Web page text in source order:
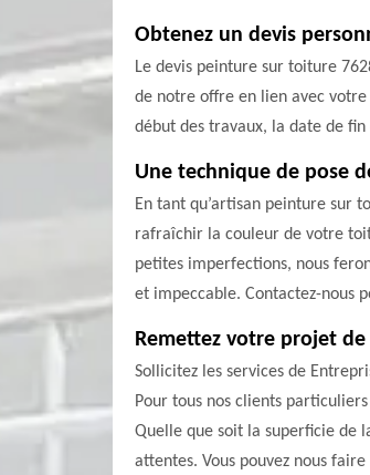
Obtenez un devis
Le devis peinture sur toiture
de notre offre en lien avec
début des travaux, la date de
Une technique de pose
En tant qu’artisan peinture sur
rafraîchir la couleur de votre
petites imperfections, nous
et impeccable. Contactez-nous
Remettez votre projet
Sollicitez les services de
Pour tous nos clients
Quelle que soit la superficie de
attentes. Vous pouvez nous